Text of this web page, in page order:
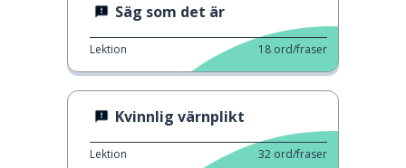
Säg som det är
Lektion 18 ord/fraser
Kvinnlig värnplikt
Lektion 32 ord/fraser